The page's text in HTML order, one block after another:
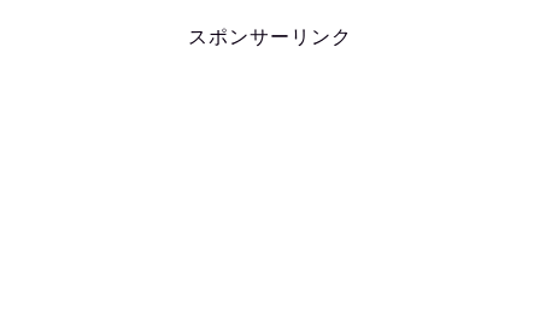
スポンサーリンク